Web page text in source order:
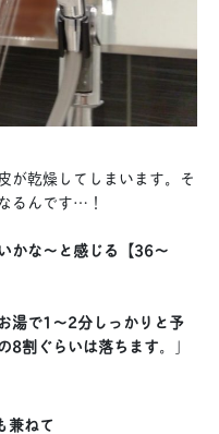
が乾燥してしまいます。そ
るんです…！
かな〜と感じる【36〜
湯で1〜2分しっかりと予
8割ぐらいは落ちます。」
兼ねて